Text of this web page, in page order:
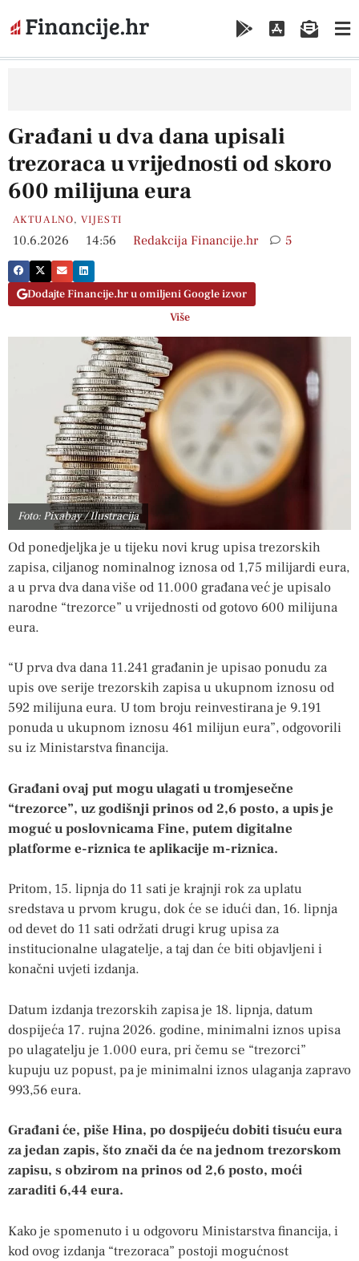
Građani u dva dana upisali
trezoraca u vrijednosti od skoro
600 milijuna eura
AKTUALNO,VIJESTI
10.6.2026 14:56 Redakcija Financije.hr 5
Dodajte Financije.hr u omiljeni Google izvor
Više
Foto: Pixabay / Ilustracija
Od ponedjeljka je u tijeku novi krug upisa trezorskih
zapisa, ciljanog nominalnog iznosa od 1,75 milijardi eura,
a u prva dva dana više od 11.000 građana već je upisalo
narodne “trezorce” u vrijednosti od gotovo 600 milijuna
eura.
“U prva dva dana 11.241 građanin je upisao ponudu za
upis ove serije trezorskih zapisa u ukupnom iznosu od
592 milijuna eura. U tom broju reinvestirana je 9.191
ponuda u ukupnom iznosu 461 milijun eura”, odgovorili
su iz Ministarstva financija.
Građani ovaj put mogu ulagati u tromjesečne
“trezorce”, uz godišnji prinos od 2,6 posto, a upis je
moguć u poslovnicama Fine, putem digitalne
platforme e-riznica te aplikacije m-riznica.
Pritom, 15. lipnja do 11 sati je krajnji rok za uplatu
sredstava u prvom krugu, dok će se idući dan, 16. lipnja
od devet do 11 sati održati drugi krug upisa za
institucionalne ulagatelje, a taj dan će biti objavljeni i
konačni uvjeti izdanja.
Datum izdanja trezorskih zapisa je 18. lipnja, datum
dospijeća 17. rujna 2026. godine, minimalni iznos upisa
po ulagatelju je 1.000 eura, pri čemu se “trezorci”
kupuju uz popust, pa je minimalni iznos ulaganja zapravo
993,56 eura.
Građani će, piše Hina, po dospijeću dobiti tisuću eura
za jedan zapis, što znači da će na jednom trezorskom
zapisu, s obzirom na prinos od 2,6 posto, moći
zaraditi 6,44 eura.
Kako je spomenuto i u odgovoru Ministarstva financija, i
kod ovog izdanja “trezoraca” postoji mogućnost